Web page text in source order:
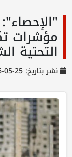
مؤشرات
التحتية
نشر بتاريخ: 25-05-2026 |